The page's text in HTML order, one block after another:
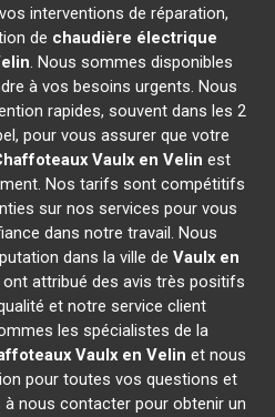
interventions de réparation,
de chaudière électrique
. Nous sommes disponibles
à vos besoins urgents. Nous
rapides, souvent dans les 2
pour vous assurer que votre
Vaulx en Velin est
Nos tarifs sont compétitifs
sur nos services pour vous
dans notre travail. Nous
dans la ville deVaulx en
attribué des avis très positifs
et notre service client
les spécialistes de la
Vaulx en Velin et nous
pour toutes vos questions et
nous contacter pour obtenir un